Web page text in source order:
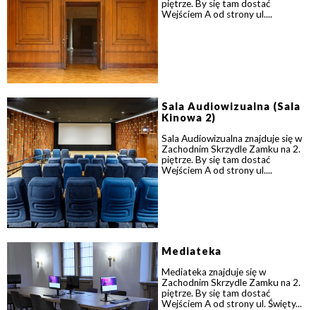
piętrze. By się tam dostać
Wejściem A od strony ul....
Sala Audiowizualna (Sala
Kinowa 2)
Sala Audiowizualna znajduje się w
Zachodnim Skrzydle Zamku na 2.
piętrze. By się tam dostać
Wejściem A od strony ul....
Mediateka
Mediateka znajduje się w
Zachodnim Skrzydle Zamku na 2.
piętrze. By się tam dostać
Wejściem A od strony ul. Święty...